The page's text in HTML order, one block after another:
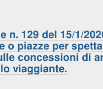
n. 129 del 15/1/
o piazze per
concessioni di
viaggiante.